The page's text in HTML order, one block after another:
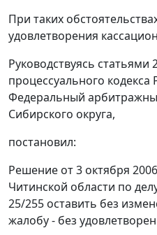
При таких
удовлетворения
Руководствуясь статьями
процессуального
Федеральный
Сибирского округа,
постановил:
Решение от 3 октября
Читинской области по
25/255 оставить без
жалобу - без